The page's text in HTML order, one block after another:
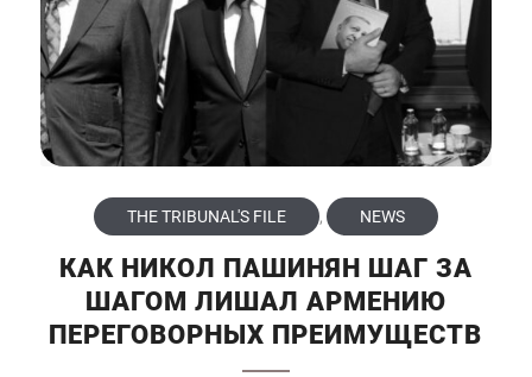
КАК НИКОЛ ПАШИНЯН ШАГ ЗА
ШАГОМ ЛИШАЛ АРМЕНИЮ
ПЕРЕГОВОРНЫХ ПРЕИМУЩЕСТВ
THE TRIBUNAL'S FILE , NEWS